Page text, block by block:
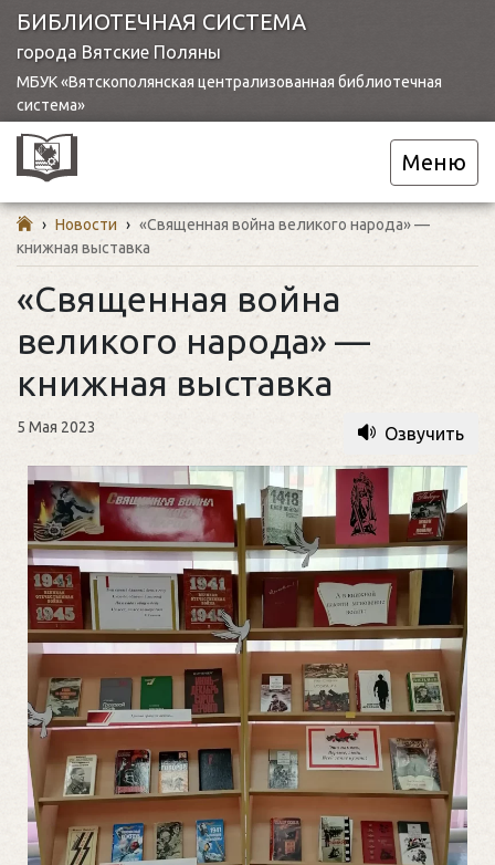
БИБЛИОТЕЧНАЯ СИСТЕМА
города Вятские Поляны
МБУК «Вятскополянская централизованная библиотечная
система»
Меню
› Новости › «Священная война великого народа» —
книжная выставка
«Священная война
великого народа» —
книжная выставка
5 Мая 2023 Озвучить